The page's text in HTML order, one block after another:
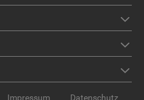
Impressum Datenschutz